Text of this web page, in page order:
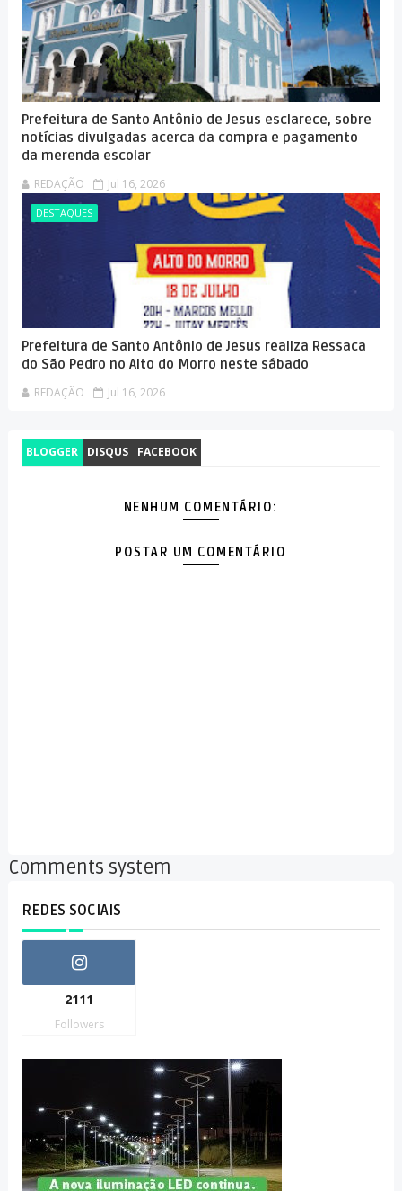
Prefeitura de Santo Antônio de Jesus esclarece, sobre
notícias divulgadas acerca da compra e pagamento
da merenda escolar
REDAÇÃO Jul 16, 2026
DESTAQUES
Prefeitura de Santo Antônio de Jesus realiza Ressaca
do São Pedro no Alto do Morro neste sábado
REDAÇÃO Jul 16, 2026
BLOGGER DISQUS FACEBOOK
NENHUM COMENTÁRIO:
POSTAR UM COMENTÁRIO
Comments system
REDES SOCIAIS
2111
Followers